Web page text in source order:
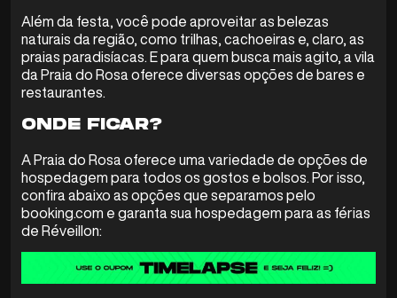
Além da festa, você pode aproveitar as belezas
naturais da região, como trilhas, cachoeiras e, claro, as
praias paradisíacas. E para quem busca mais agito, a vila
da Praia do Rosa oferece diversas opções de bares e
restaurantes.
ONDE FICAR?
A Praia do Rosa oferece uma variedade de opções de
hospedagem para todos os gostos e bolsos. Por isso,
confira abaixo as opções que separamos pelo
booking.com e garanta sua hospedagem para as férias
de Réveillon: